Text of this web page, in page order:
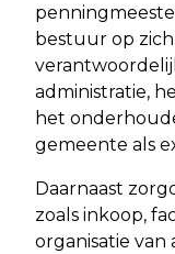
bestuur op
administratie,
het
gemeente als
Daarnaast
zoals inkoop,
organisatie van